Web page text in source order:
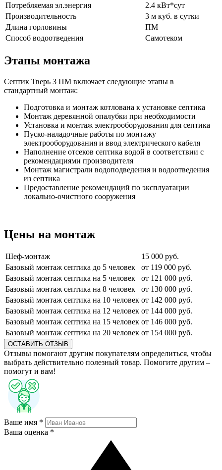
Потребляемая эл.энергия
2.4 кВт*сут
Производительность
3 м куб. в сутки
Длина горловины
ПМ
Способ водоотведения
Самотеком
Этапы монтажа
Септик Тверь 3 ПМ включает следующие этапы в
стандартный монтаж:
Подготовка и монтаж котлована к установке септика
Монтаж деревянной опалубки при необходимости
Установка и монтаж электрооборудования для септика
Пуско-наладочные работы по монтажу
электрооборудования и ввод электрического кабеля
Наполнение отсеков септика водой в соответствии с
рекомендациями производителя
Монтаж магистрали водоподведения и водоотведения
из септика
Предоставление рекомендаций по эксплуатации
локально-очистного сооружения
Цены на монтаж
Шеф-монтаж
15 000 руб.
Базовый монтаж септика до 5 человек
от 119 000 руб.
Базовый монтаж септика на 5 человек
от 121 000 руб.
Базовый монтаж септика на 8 человек
от 130 000 руб.
Базовый монтаж септика на 10 человек от 142 000 руб.
Базовый монтаж септика на 12 человек от 144 000 руб.
Базовый монтаж септика на 15 человек от 146 000 руб.
Базовый монтаж септика на 20 человек от 154 000 руб.
ОСТАВИТЬ ОТЗЫВ
Отзывы помогают другим покупателям определиться, чтобы
выбрать действительно полезный товар. Помогите другим –
помогут и вам!
Ваше имя *
Ваша оценка *